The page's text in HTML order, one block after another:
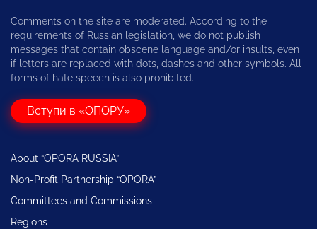
Comments on the site are moderated. According to the
requirements of Russian legislation, we do not publish
messages that contain obscene language and/or insults, even
if letters are replaced with dots, dashes and other symbols. All
forms of hate speech is also prohibited.
Вступи в «ОПОРУ»
About “OPORA RUSSIA”
Non-Profit Partnership “OPORA”
Committees and Commissions
Regions